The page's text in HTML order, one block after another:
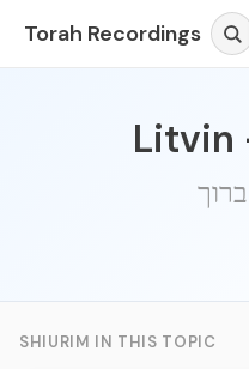
Torah Recordings
Litvin
ברוך
SHIURIM IN THIS TOPIC